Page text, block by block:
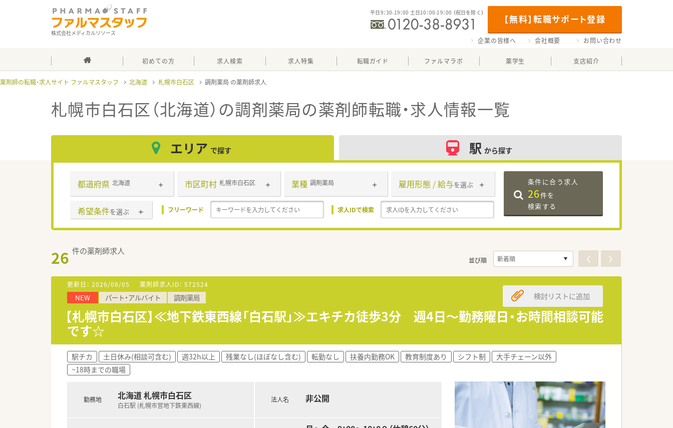
株式会社メディカルリソース
【無料】転職サポート登録
平日9：30-19：00 土日10：00-19：00 （祝日を除く）
企業の皆様へ 会社概要 お問い合わせ
初めての方 求人検索 求人特集 転職ガイド ファルマラボ 薬学生 支店紹介
薬剤師の転職・求人サイト ファルマスタッフ 北海道 札幌市白石区 調剤薬局
札幌市白石区（北海道）の調剤薬局の薬剤師転職・求人情報一覧
エリア で探す 駅 から探す
都道府県 北海道 市区町村 札幌市白石区 業種 調剤薬局 雇用形態 / 給与を選ぶ
希望条件を選ぶ フリーワード 求人IDで検索
条件に合う求人
26件を
検索する
26 件の薬剤師求人
並び順
更新日： 2026/08/05 薬剤師求人ID： 572524
NEW パート・アルバイト 調剤薬局
【札幌市白石区】≪地下鉄東西線「白石駅」≫エキチカ徒歩3分 週4日～勤務曜日・お時間相談可能
です☆
検討リストに追加
駅チカ 土日休み(相談可含む) 週32h以上 残業なし(ほぼなし含む) 転勤なし 扶養内勤務OK 教育制度あり シフト制
大手チェーン以外
~18時までの職場
勤務地 北海道 札幌市白石区
白石駅 (札幌市営地下鉄東西線)
法人名 非公開